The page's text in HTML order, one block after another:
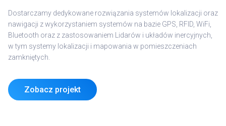
Dostarczamy dedykowane rozwiązania systemów lokalizacji oraz
nawigacji z wykorzystaniem systemów na bazie GPS, RFID, WiFi
Bluetooth oraz z zastosowaniem
Lidarów i układów inercyjnych,
w tym systemy lokalizacji i mapowania w pomieszczeniach
zamkniętych
Zobacz projekt